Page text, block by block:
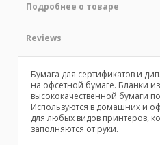
Подробнее о товаре
Reviews
Бумага для сертификатов и
на офсетной бумаге. Бланки
высококачественной бумаги
Используются в домашних и
для любых видов принтеров,
заполняются от руки.